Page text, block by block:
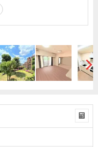
ラス（お
ラム）
ラス（お
役立ちコ
ラム）